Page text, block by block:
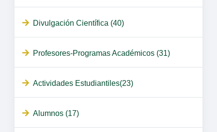
Divulgación Científica (40)
Profesores-Programas Académicos (31)
Actividades Estudiantiles(23)
Alumnos (17)